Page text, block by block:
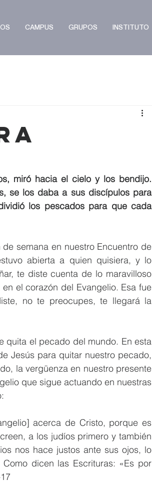
CAMPUS GRUPOS INSTITUTO
miró hacia el cielo y los bendijo.
se los daba a sus discípulos para
los pescados para que cada
semana en nuestro Encuentro de
abierta a quien quisiera, y lo
te diste cuenta de lo maravilloso
el corazón del Evangelio. Esa fue
no te preocupes, te llegará la
quita el pecado del mundo. En esta
Jesús para quitar nuestro pecado,
la vergüenza en nuestro presente
que sigue actuando en nuestras
acerca de Cristo, porque es
a los judíos primero y también
nos hace justos ante sus ojos, lo
dicen las Escrituras: «Es por